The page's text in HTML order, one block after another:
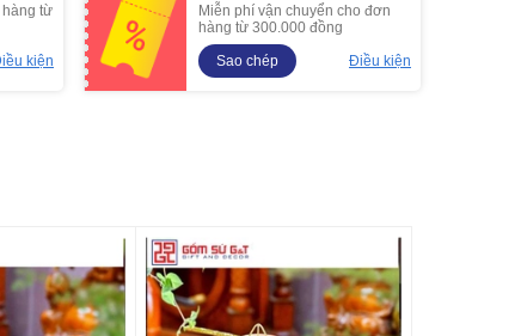
từ
kiện
Miễn phí vận chuyển cho đơn
hàng từ 300.000 đồng
Sao chép
Điều kiện